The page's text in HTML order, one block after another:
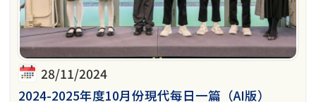
28/11/2024
2024-2025年度10月份現代每日一篇（AI版）